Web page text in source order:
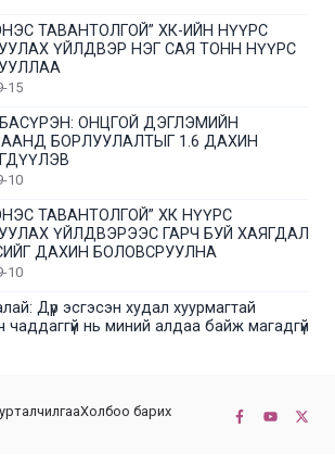
ТАВАНТОЛГОЙ” ХК-ИЙН НҮҮРС
ҮЙЛДВЭР НЭГ САЯ ТОНН НҮҮРС
15
ОНЦГОЙ ДЭГЛЭМИЙН
БОРЛУУЛАЛТЫГ 1.6 ДАХИН
10
ТАВАНТОЛГОЙ” ХК НҮҮРС
ҮЙЛДВЭРЭЭС ГАРЧ БУЙ ХАЯГДАЛ
ДАХИН БОЛОВСРУУЛНА
10
Дүр эсгэсэн худал хуурмагтай
чаддаггүй нь миний алдаа байж магадгүй
ИРГЭДИЙН ТӨЛӨӨЛӨЛ НҮҮРС
Холбоо барих